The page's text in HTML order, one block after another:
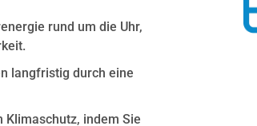
rund um die Uhr,
langfristig durch eine
Klimaschutz, indem Sie